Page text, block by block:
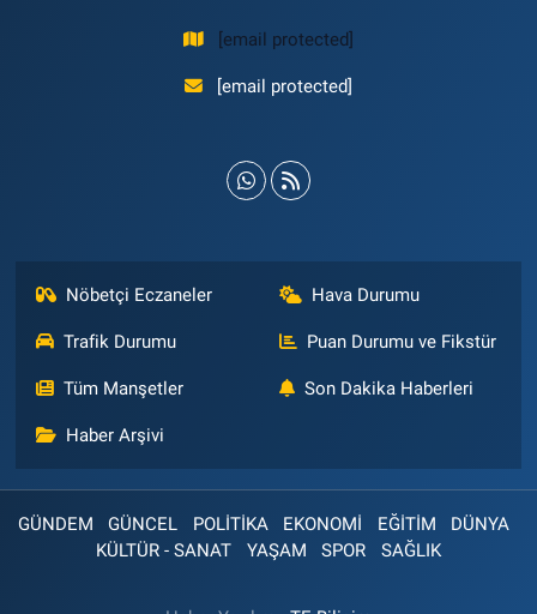
[email protected]
[email protected]
Nöbetçi Eczaneler Hava Durumu
Trafik Durumu Puan Durumu ve Fikstür
Tüm Manşetler Son Dakika Haberleri
Haber Arşivi
GÜNDEM GÜNCEL POLİTİKA EKONOMİ EĞİTİM
DÜNYA
KÜLTÜR - SANAT
YAŞAM SPOR SAĞLIK